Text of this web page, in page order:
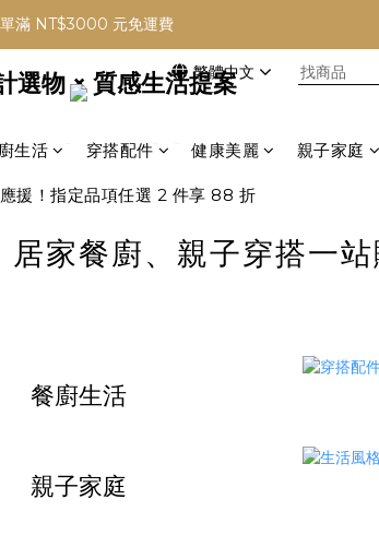
加入會員首購 贈 NT$50 元購物金
滿 NT$3000 元免運費
加入會員首購 贈 NT$50 元購物金
繁體中文
生活 穿搭配件 健康美麗 親子家庭
援！指定品項任選 2 件享 88 折
選物 × 質感生活提案
家餐廚、親子穿搭一站
餐廚生活
親子家庭